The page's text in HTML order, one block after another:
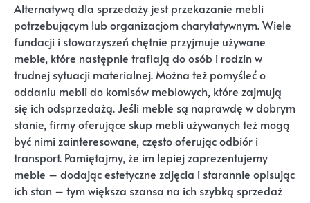
Alternatywą dla sprzedaży jest przekazanie mebli
potrzebującym lub organizacjom charytatywnym. Wiele
fundacji i stowarzyszeń chętnie przyjmuje używane
meble, które następnie trafiają do osób i rodzin w
trudnej sytuacji materialnej. Można też pomyśleć o
oddaniu mebli do komisów meblowych, które zajmują
się ich odsprzedażą. Jeśli meble są naprawdę w dobrym
stanie, firmy oferujące skup mebli używanych też mogą
być nimi zainteresowane, często oferując odbiór i
transport. Pamiętajmy, że im lepiej zaprezentujemy
meble – dodając estetyczne zdjęcia i starannie opisując
ich stan – tym większa szansa na ich szybką sprzedaż